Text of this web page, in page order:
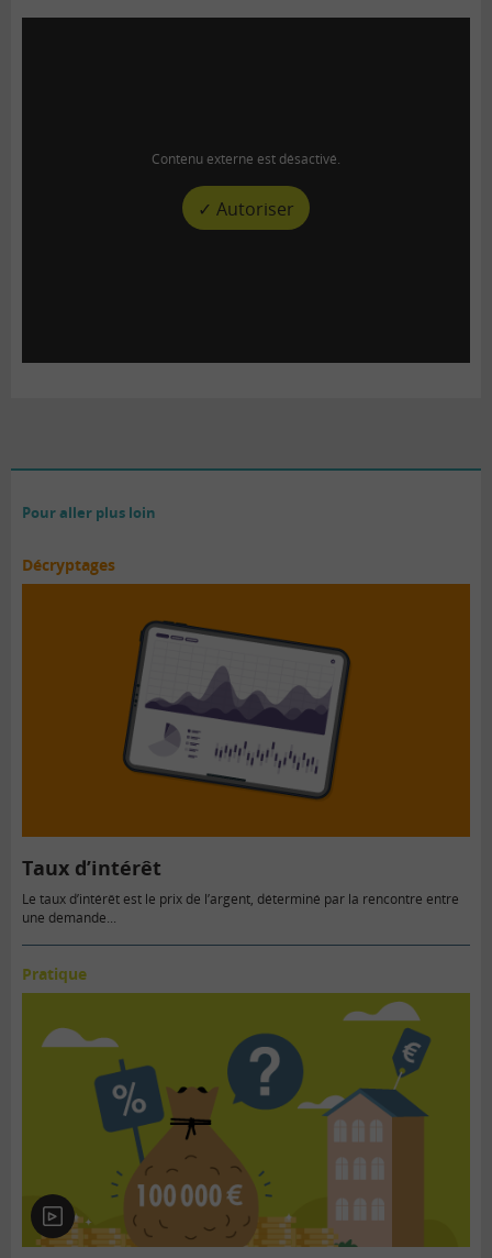
Contenu externe est désactivé.
✓ Autoriser
Pour aller plus loin
Décryptages
Taux d’intérêt
Le taux d’intérêt est le prix de l’argent, déterminé par la rencontre entre
une demande...
Pratique
En
vidéo